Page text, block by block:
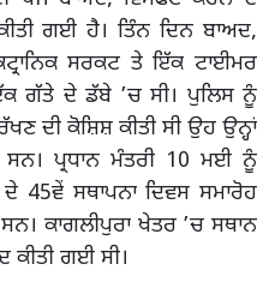
ਗਈ ਹੈ। ਤਿੰਨ ਦਿਨ ਬਾਅਦ,
ਸਰਕਟ ਤੇ ਇੱਕ ਟਾਈਮਰ
ਗੱਤੇ ਦੇ ਡੱਬੇ ’ਚ ਸੀ। ਪੁਲਿਸ ਨੂੰ
ਦੀ ਕੋਸ਼ਿਸ਼ ਕੀਤੀ ਸੀ ਉਹ ਉਨ੍ਹਾਂ
ਪ੍ਰਧਾਨ ਮੰਤਰੀ 10 ਮਈ ਨੂੰ
ਸਥਾਪਨਾ ਦਿਵਸ ਸਮਾਰੋਹ
ਕਾਗਲੀਪੁਰਾ ਖੇਤਰ ’ਚ ਸਥਾਨ
ਕੀਤੀ ਗਈ ਸੀ।